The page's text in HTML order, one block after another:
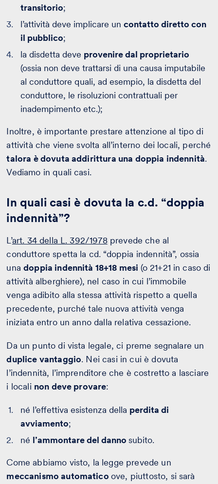
transitorio;
l’attività deve implicare uncontatto diretto con
il pubblico;
la disdetta deve provenire dal proprietario
(ossia non deve trattarsi di una causa imputabile
al conduttore quali, ad esempio, la disdetta del
conduttore, le risoluzioni contrattuali per
inadempimento etc.);
Inoltre, è importante prestare attenzione al tipo di
attività che viene svolta all’interno dei locali, perché
talora è dovuta addirittura una doppia indennità.
Vediamo in quali casi.
In quali casi è dovuta la c.d. “doppia
indennità”?
L’art. 34 della L. 392/1978prevede che al
conduttore spetta la cd. “doppia indennità”, ossia
unadoppia indennità 18+18 mesi (o 21+21 in caso di
attività alberghiere), nel caso in cui l’immobile
venga adibito alla stessa attività rispetto a quella
precedente, purché tale nuova attività venga
iniziata entro un anno dalla relativa cessazione.
Da un punto di vista legale, ci preme segnalare un
duplice vantaggio. Nei casi in cui è dovuta
l’indennità, l’imprenditore che è costretto a lasciare
i locali non deve provare:
né l’effettiva esistenza della perdita di
avviamento;
né l’ammontare del dannosubito.
Come abbiamo visto, la legge prevede un
meccanismo automatico ove, piuttosto, si sarà